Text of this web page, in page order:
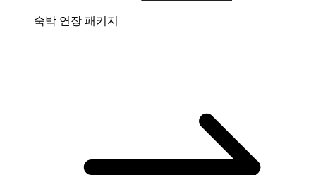
숙박 연장 패키지